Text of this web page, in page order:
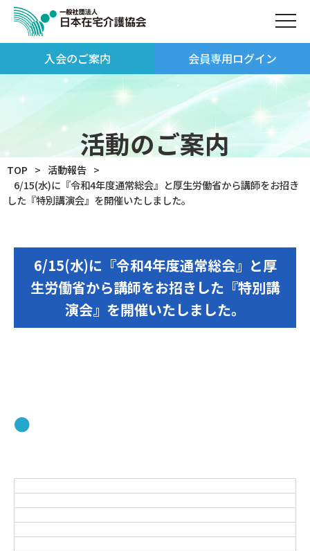
入会のご案内 会員専用ログイン
活動のご案内
TOP
活動報告
6/15(水)に『令和4年度通常総会』と厚生労働省から講師をお招き
した『特別講演会』を開催いたしました。
6/15(水)に『令和4年度通常総会』と厚
生労働省から講師をお招きした『特別講
演会』を開催いたしました。